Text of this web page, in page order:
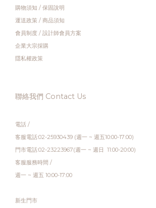
購物須知 / 保固說明
運送政策 / 商品須知
會員制度 / 設計師會員方案
企業大宗採購
隱私權政策
聯絡我們 Contact Us
電話 /
客服電話:02-25930439 (週一 ~ 週五10:00-17:00)
門市電話:02-23223967(週一 ~ 週日 11:00-20:00)
客服服務時間 /
週一 ~ 週五 10:00-17:00
新生門市